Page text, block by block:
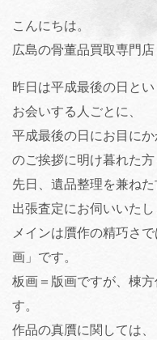
こんにちは。
広島の骨董品買取専門店
昨日は平成最後の日とい
お会いする人ごとに、
平成最後の日にお目にか
のご挨拶に明け暮れた
先日、遺品整理を兼ね
出張査定にお伺いいたし
メインは贋作の精巧さ
画」です。
板画＝版画ですが、棟
す。
作品の真贋に関しては、